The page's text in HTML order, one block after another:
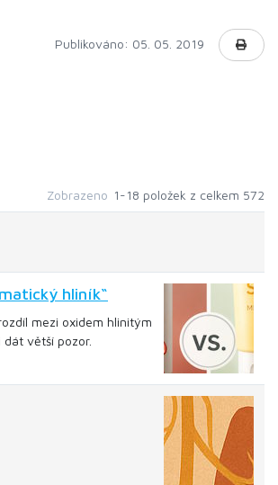
Publikováno: 05. 05. 2019
Zobrazeno 1-18 položek z celkem 572
hliník“
mezi oxidem hlinitým
větší pozor.